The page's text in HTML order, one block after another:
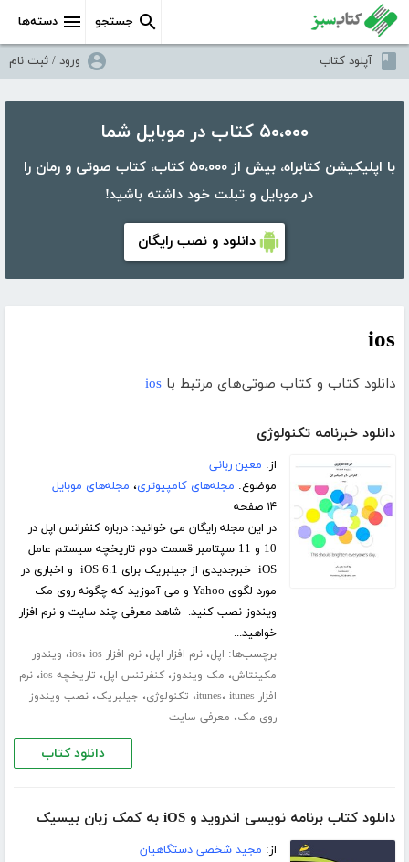
دسته‌ها جستجو
آپلود کتاب ورود / ثبت نام
۵۰،۰۰۰ کتاب در موبایل شما
با اپلیکیشن کتابراه، بیش از ۵۰،۰۰۰ کتاب، کتاب صوتی و رمان را
در موبایل و تبلت خود داشته باشید!
دانلود و نصب رایگان
ios
دانلود کتاب و کتاب صوتی‌های مرتبط با ios
دانلود خبرنامه تکنولوژی
از: معین ربانی
موضوع: مجله‌های کامپیوتری، مجله‌های موبایل
۱۴ صفحه
در این مجله رایگان می خوانید: درباره کنفرانس اپل در
10 و 11 سپتامبر قسمت دوم تاریخچه سیستم عامل
iOS خبرجدیدی از جیلبریک برای iOS 6.1 و اخباری در
مورد لگوی Yahoo و می آموزید که چگونه روی مک
ویندوز نصب کنید. شاهد معرفی چند سایت و نرم افزار
خواهید...
برچسب‌ها: اپل،نرم افزار اپل،نرم افزار ios ، ios ، ویندور
مکینتاش، مک ویندوز،کنفرتنس اپل، تاریخچه ios ،نرم
افزار itunes
، itunes ، تکنولوژی، جیلبریک،نصب ویندوز
روی مک، معرفی سایت
دانلود کتاب
دانلود کتاب برنامه نویسی اندروید و iOS به کمک زبان بیسیک
از: مجید شخصی دستگاهیان